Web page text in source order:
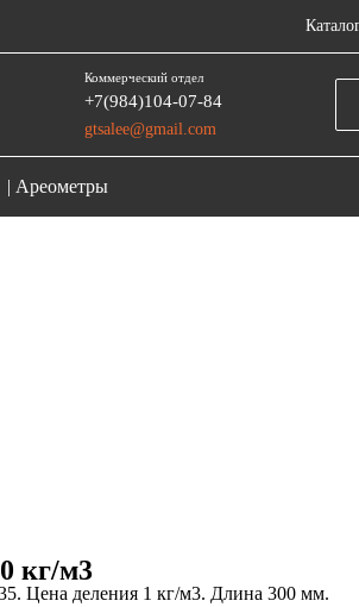
Коммерческий отдел
+7(984)104-07-84
gtsalee@gmail.com
| Ареометры
кг/м3
Цена деления 1 кг/м3. Длина 300 мм.